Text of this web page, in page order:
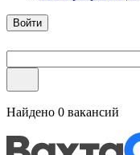
Войти
Найдено 0 вакансий